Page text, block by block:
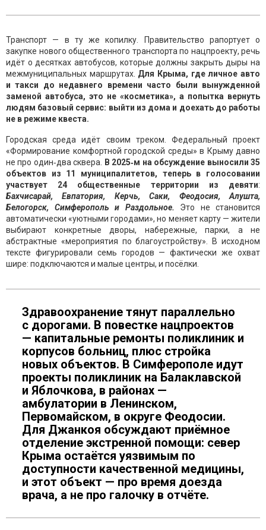
Транспорт — в ту же копилку. Правительство рапортует о
закупке нового общественного транспорта по нацпроекту, речь
идёт о десятках автобусов, которые должны закрыть дыры на
межмуниципальных маршрутах. Для Крыма, где личное авто
и такси до недавнего времени часто были вынужденной
заменой автобуса, это не «косметика», а попытка вернуть
людям базовый сервис: выйти из дома и доехать до работы
не в режиме квеста.
Городская среда идёт своим треком. Федеральный проект
«Формирование комфортной городской среды» в Крыму давно
не про один‑два сквера.
В 2025‑м на обсуждение выносили 35
объектов из 11 муниципалитетов, теперь в голосовании
участвует 24 общественные территории из девяти:
Бахчисарай, Евпатория, Керчь, Саки, Феодосия, Алушта,
Белогорск, Симферополь и Раздольное. Это не становится
автоматически «уютными городами», но меняет карту — жители
выбирают конкретные дворы, набережные, парки, а не
абстрактные «мероприятия по благоустройству». В исходном
тексте фигурировали семь городов — фактически же охват
шире: подключаются и малые центры, и посёлки.
Здравоохранение тянут параллельно
с дорогами. В повестке нацпроектов
— капитальные ремонты поликлиник и
корпусов больниц, плюс стройка
новых объектов. В Симферополе идут
проекты поликлиник на Балаклавской
и Яблочкова, в районах —
амбулатории в Ленинском,
Первомайском, в округе Феодосии.
Для Джанкоя обсуждают приёмное
отделение экстренной помощи: север
Крыма остаётся уязвимым по
доступности качественной медицины,
и этот объект — про время доезда
врача, а не про галочку в отчёте.